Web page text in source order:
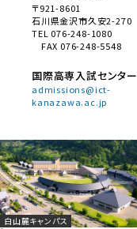
〒921-8601
石川県金沢市久安2-270
TEL 076-248-1080
FAX 076-248-5548
国際高専入試センター
admissions@ict-
kanazawa.ac.jp
白山麓キャンパス